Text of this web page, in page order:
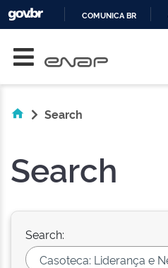
COMUNICA BR
Search
Search
Search: